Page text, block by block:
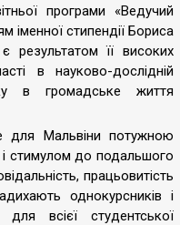
програми «Ведучий
іменної стипендії Бориса
результатом її високих
в науково-дослідній
в громадське життя
для Мальвіни потужною
стимулом до подальшого
працьовитість
однокурсників і
всієї студентської